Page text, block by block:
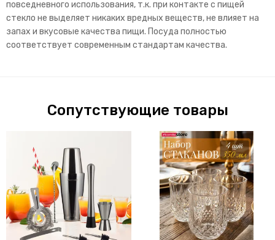
повседневного использования, т.к. при контакте с пищей
стекло не выделяет никаких вредных веществ, не влияет на
запах и вкусовые качества пищи. Посуда полностью
соответствует современным стандартам качества.
Сопутствующие товары